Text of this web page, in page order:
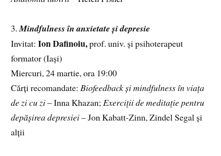
3.Mindfulness în anxietate și depresie
Invitat: Ion Dafinoiu,prof. univ. și psihoterapeut
formator (Iași)
Miercuri, 24 martie, ora 19:00
Cărți recomandate: Biofeedback și mindfulness în viața
de zi cu zi– Inna Khazan; Exerciții de meditație pentru
depășirea depresiei– Jon Kabatt-Zinn, Zindel Segal și
alții